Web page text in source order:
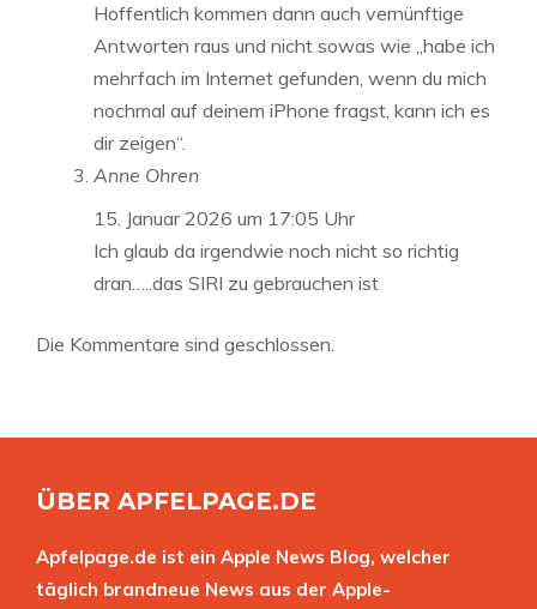
Hoffentlich kommen dann auch vernünftige
Antworten raus und nicht sowas wie „habe ich
mehrfach im Internet gefunden, wenn du mich
nochmal auf deinem iPhone fragst, kann ich es
dir zeigen“.
Anne Ohren
15. Januar 2026 um 17:05 Uhr
Ich glaub da irgendwie noch nicht so richtig
dran…..das SIRI zu gebrauchen ist
Die Kommentare sind geschlossen.
ÜBER APFELPAGE.DE
Apfelpage.de ist ein Apple News Blog, welcher
täglich brandneue News aus der Apple-